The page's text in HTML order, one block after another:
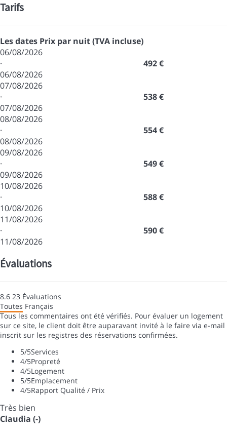
Tarifs
Les dates Prix par nuit (TVA incluse)
06/08/2026
·
06/08/2026
492 €
07/08/2026
·
07/08/2026
538 €
08/08/2026
·
08/08/2026
554 €
09/08/2026
·
09/08/2026
549 €
10/08/2026
·
10/08/2026
588 €
11/08/2026
·
11/08/2026
590 €
Évaluations
8.6 23 Évaluations
Toutes Français
Tous les commentaires ont été vérifiés. Pour évaluer un logement
sur ce site, le client doit être auparavant invité à le faire via e-mail
inscrit sur les registres des réservations confirmées.
5/5Services
4/5Propreté
4/5Logement
5/5Emplacement
4/5Rapport Qualité / Prix
Très bien
Claudia (-)